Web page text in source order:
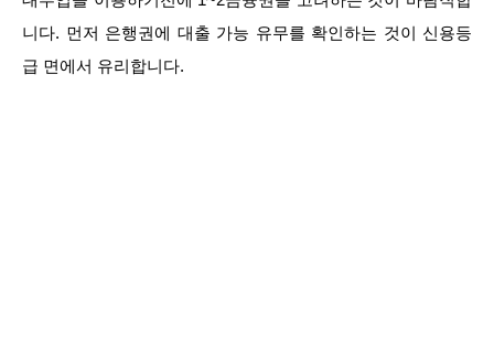
니다. 먼저 은행권에 대출 가능 유무를 확인하는 것이 신용등
급 면에서 유리합니다.